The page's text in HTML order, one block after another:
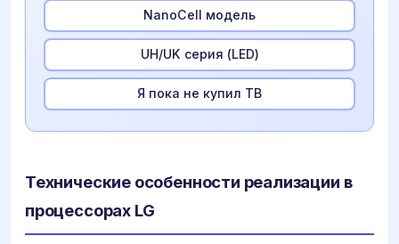
NanoCell модель
UH/UK серия (LED)
Я пока не купил ТВ
Технические особенности реализации в
процессорах LG